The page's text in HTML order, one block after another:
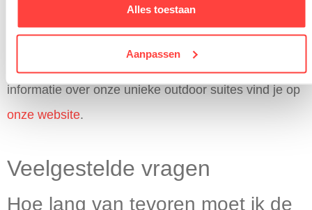
Alles toestaan
Aanpassen
vrijheid van een huisje in de natuur. Ontdek onze
beschikbare accommodatiesof neem contact op via
voor persoonlijk advies. Meer
informatie over onze unieke outdoor suites vind je op
onze website.
Veelgestelde vragen
Hoe lang van tevoren moet ik de